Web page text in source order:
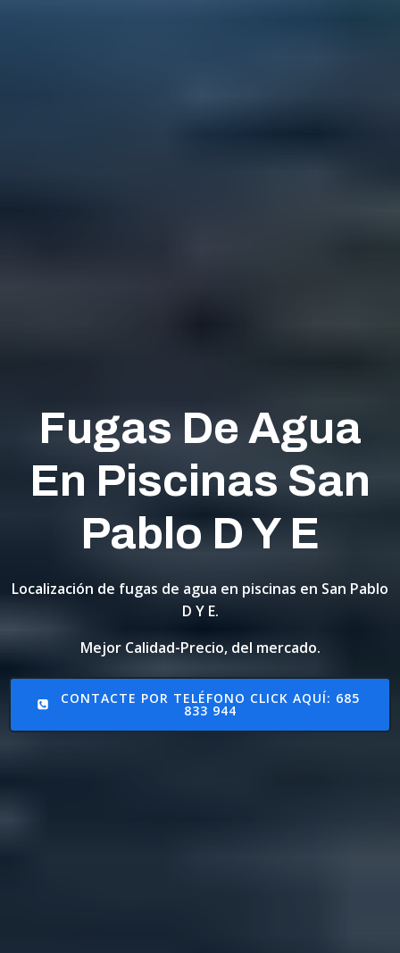
Fugas De Agua
En Piscinas San
Pablo D Y E
Localización de fugas de agua en piscinas en San Pablo
D Y E.
Mejor Calidad-Precio, del mercado.
CONTACTE POR TELÉFONO CLICK AQUÍ: 685
833 944